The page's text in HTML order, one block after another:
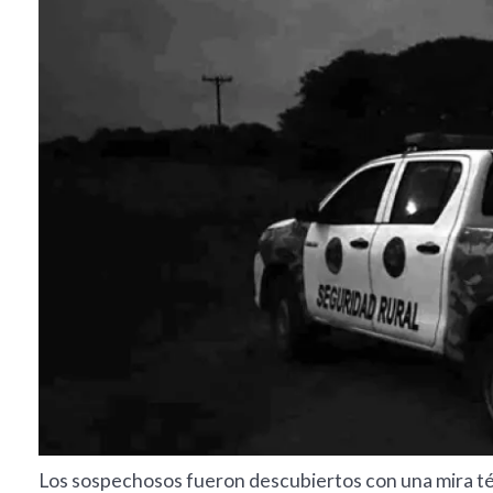
Los sospechosos fueron descubiertos con una mira